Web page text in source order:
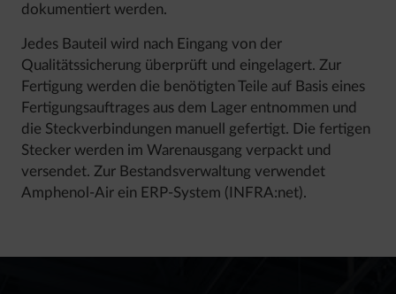
dokumentiert werden.
Jedes Bauteil wird nach Eingang von der
Qualitätssicherung überprüft und eingelagert. Zur
Fertigung werden die benötigten Teile auf Basis eines
Fertigungsauftrages aus dem Lager entnommen und
die Steckverbindungen manuell gefertigt. Die fertigen
Stecker werden im Warenausgang verpackt und
versendet. Zur Bestandsverwaltung verwendet
Amphenol-Air ein ERP-System (INFRA:net).